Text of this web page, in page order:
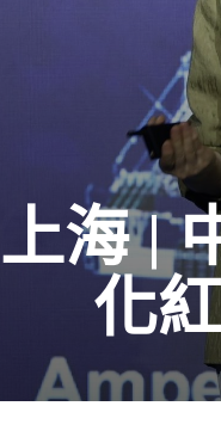
海 |
化